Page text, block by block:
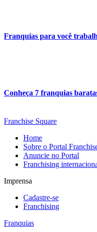
Franquias para você
Conheça 7 franquias
Franchise Square
Home
Sobre o Portal
Anuncie no Portal
Franchising
Imprensa
Cadastre-se
Franchising
Franquias